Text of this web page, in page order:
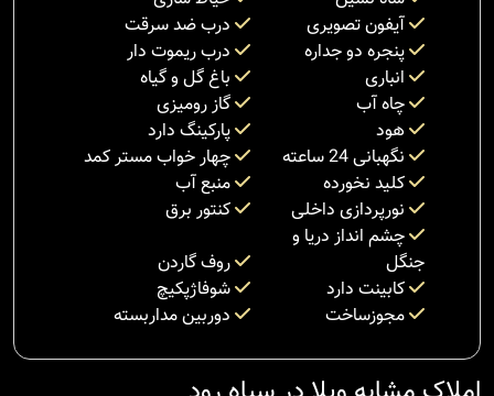
آیفون تصویری
درب ضد سرقت
پنجره دو جداره
درب ریموت دار
انباری
باغ گل و گیاه
چاه آب
گاز رومیزی
هود
پارکینگ دارد
نگهبانی 24 ساعته
چهار خواب مستر کمد
کلید نخورده
منبع آب
نورپردازی داخلی
کنتور برق
چشم انداز دریا و
جنگل
روف گاردن
کابینت دارد
شوفاژپکیچ
مجوزساخت
دوربین مداربسته